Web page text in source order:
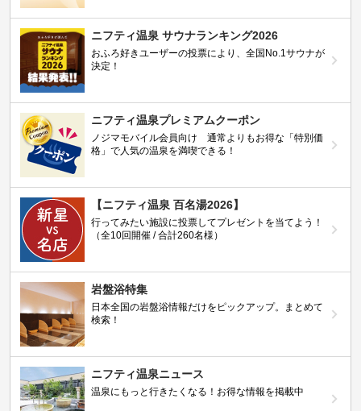
ニフティ温泉 サウナランキング2026
おふろ好きユーザーの投票により、全国No.1サウナが
決定！
ニフティ温泉プレミアムクーポン
ノジマモバイル会員向け 通常よりもお得な「特別価
格」で人気の温泉を満喫できる！
【ニフティ温泉 百名湯2026】
行ってみたい施設に投票してプレゼントを当てよう！
（全10回開催 / 合計260名様）
岩盤浴特集
日本全国の岩盤浴情報だけをピックアップ。まとめて
検索！
ニフティ温泉ニュース
温泉にもっと行きたくなる！お得な情報を掲載中